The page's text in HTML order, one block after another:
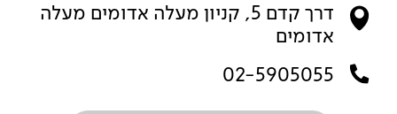
דרך קדם 5, קניון מעלה אדומים מעלה
אדומים
02-5905055